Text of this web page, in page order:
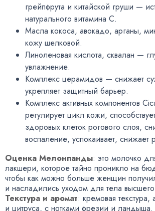
грейпфрута и китайской груши —
натурального витамина С.
Масла кокоса, авокадо, арганы,
кожу шелковой.
Линоленовая кислота, сквалан —
увлажнение.
Комплекс церамидов — снижает
укрепляет защитный барьер.
Комплекс активных компонентов
регулирует цикл кожи,
здоровых клеток рогового слоя,
воспаление, успокаивает, снижает
Оценка Мелонпанды: это молочко
лакшери, которое тайно проникло на
чтобы как можно больше женщин
и насладились уходом для тела высшего
Текстура и аромат: кремовая текстура,
и цитруса, с нотками фрезии и ландыша.